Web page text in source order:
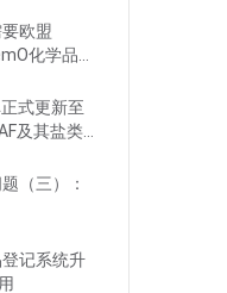
欧盟
化学品法
式更新至
及其盐类物
（三）：
记系统升